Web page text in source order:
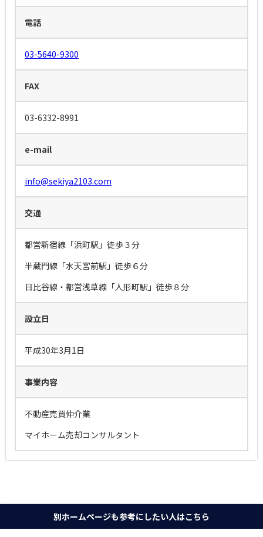
電話
03-5640-9300
FAX
03-6332-8991
e-mail
info@sekiya2103.com
交通
都営新宿線「浜町駅」徒歩３分
半蔵門線「水天宮前駅」徒歩６分
日比谷線・都営浅草線「人形町駅」徒歩８分
設立日
平成30年3月1日
事業内容
不動産売買仲介業
マイホーム売却コンサルタント
別ホームページも参考にしたい人はこちら